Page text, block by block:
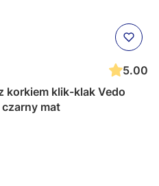
5.00
korkiem klik-klak Vedo
mat